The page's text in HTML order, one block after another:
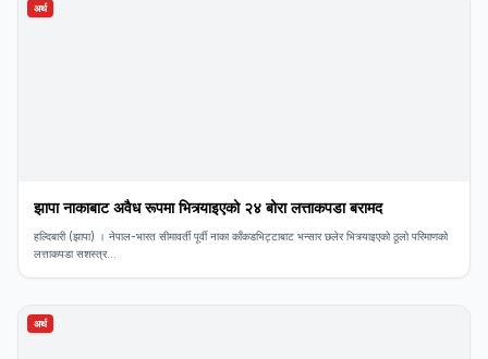
अर्थ
झापा नाकाबाट अवैध रूपमा भित्र्याइएको २४ बोरा लत्ताकपडा बरामद
हल्दिबारी (झापा) । नेपाल-भारत सीमावर्ती पूर्वी नाका काँकडभिट्टाबाट भन्सार छलेर भित्र्याइएको ठूलो परिमाणको
लत्ताकपडा सशस्त्र...
अर्थ